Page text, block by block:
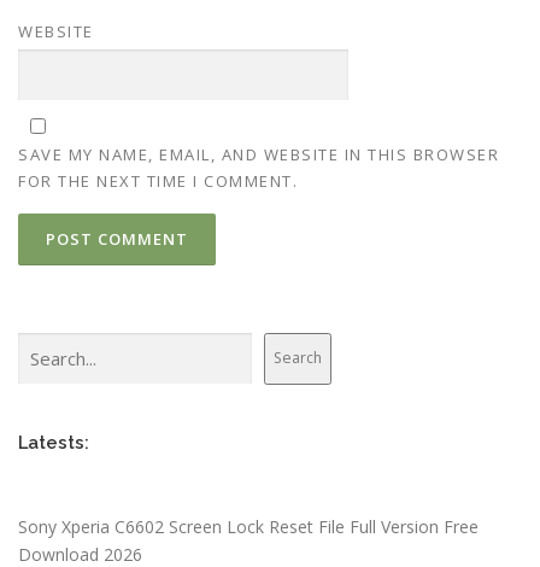
WEBSITE
SAVE MY NAME, EMAIL, AND WEBSITE IN THIS BROWSER
FOR THE NEXT TIME I COMMENT.
Search
Latests:
Sony Xperia C6602 Screen Lock Reset File Full Version Free
Download 2026